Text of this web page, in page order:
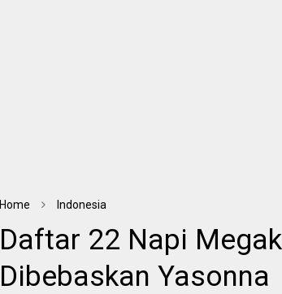
Home Indonesia
Daftar 22 Napi
Dibebaskan Yasonna